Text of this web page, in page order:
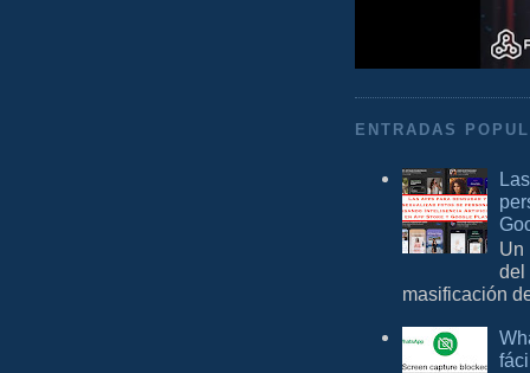
ENTRADAS
Un
del
masificación